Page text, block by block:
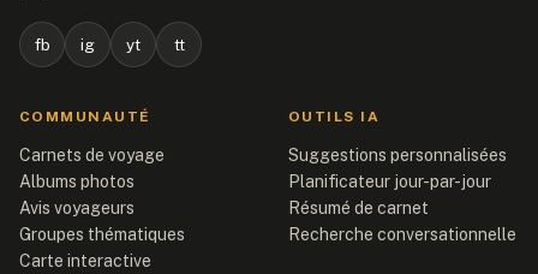
fb ig yt tt
COMMUNAUTÉ
Carnets de voyage
Albums photos
Avis voyageurs
Groupes thématiques
Carte interactive
OUTILS IA
Suggestions personnalisées
Planificateur jour-par-jour
Résumé de carnet
Recherche conversationnelle